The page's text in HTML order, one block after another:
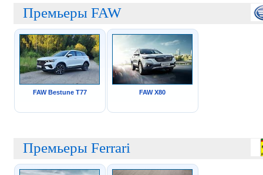
Премьеры FAW
FAW Bestune T77 FAW X80
Премьеры Ferrari